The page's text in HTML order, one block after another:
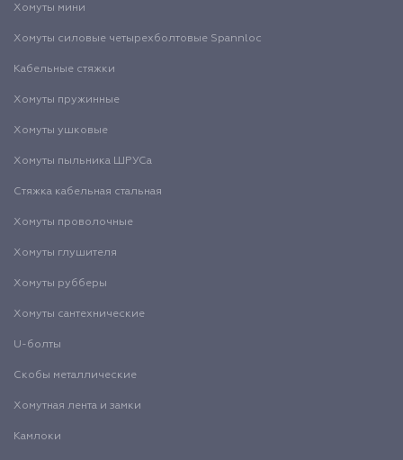
Хомуты мини
Хомуты силовые четырехболтовые Spannloc
Кабельные стяжки
Хомуты пружинные
Хомуты ушковые
Хомуты пыльника ШРУСа
Стяжка кабельная стальная
Хомуты проволочные
Хомуты глушителя
Хомуты рубберы
Хомуты сантехнические
U-болты
Скобы металлические
Хомутная лента и замки
Камлоки